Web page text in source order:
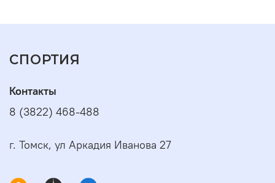
СПОРТИЯ
Контакты
8 (3822) 468-488
г. Томск, ул Аркадия Иванова 27